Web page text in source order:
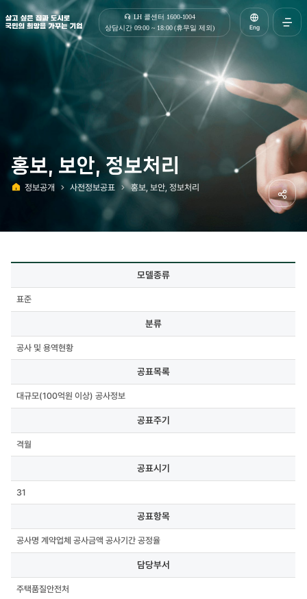
살고 싶은 집과 도시로 국민의 희망을 가꾸는 기업 | 한국토지주택공사
LH 콜센터 1600-1004
상담시간 09:00 ~ 18:00 (휴무일 제외)
Eng
홍보, 보안, 정보처리
정보공개 사전정보공표 홍보, 보안, 정보처리
모델종류,
분류,
공표주기,
공표시기,
공표항목,
담당자,
연락처,
첨부파일
모델종류
표준
분류
공사 및 용역현황
공표목록
대규모(100억원 이상) 공사정보
공표주기
격월
공표시기
31
공표항목
공사명 계약업체 공사금액 공사기간 공정율
담당부서
주택품질안전처